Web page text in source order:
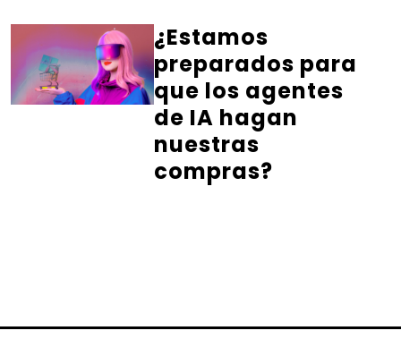
¿Estamos
preparados para
que los agentes
de IA hagan
nuestras
compras?